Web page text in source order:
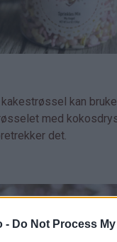
- Do Not Process
kan
med
det.